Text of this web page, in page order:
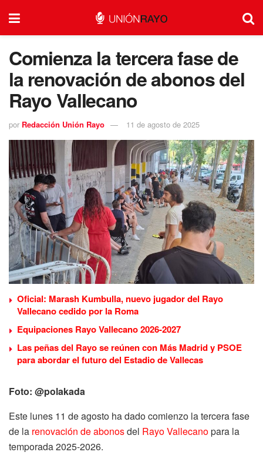
Comienza la tercera fase de
la renovación de abonos del
Rayo Vallecano
por Redacción Unión Rayo 11 de agosto de 2025
Oficial: Marash Kumbulla, nuevo jugador del Rayo
Vallecano cedido por la Roma
Equipaciones Rayo Vallecano 2026-2027
Las peñas del Rayo se reúnen con Más Madrid y PSOE
para abordar el futuro del Estadio de Vallecas
Foto: @polakada
Este lunes 11 de agosto ha dado comienzo la tercera fase
de la renovación de abonosdel Rayo Vallecanopara la
temporada 2025-2026.